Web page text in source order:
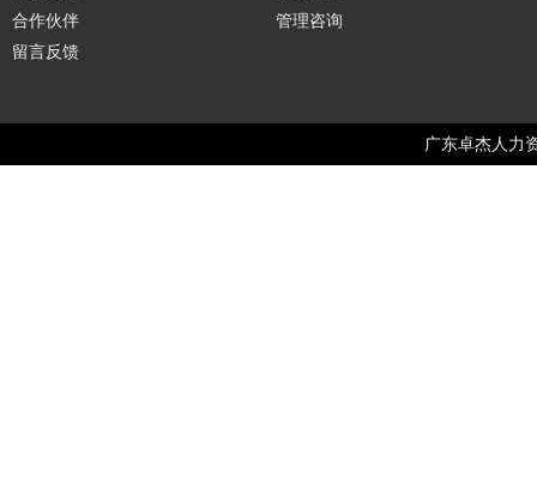
合作伙伴
留言反馈
管理咨询
广东卓杰人力